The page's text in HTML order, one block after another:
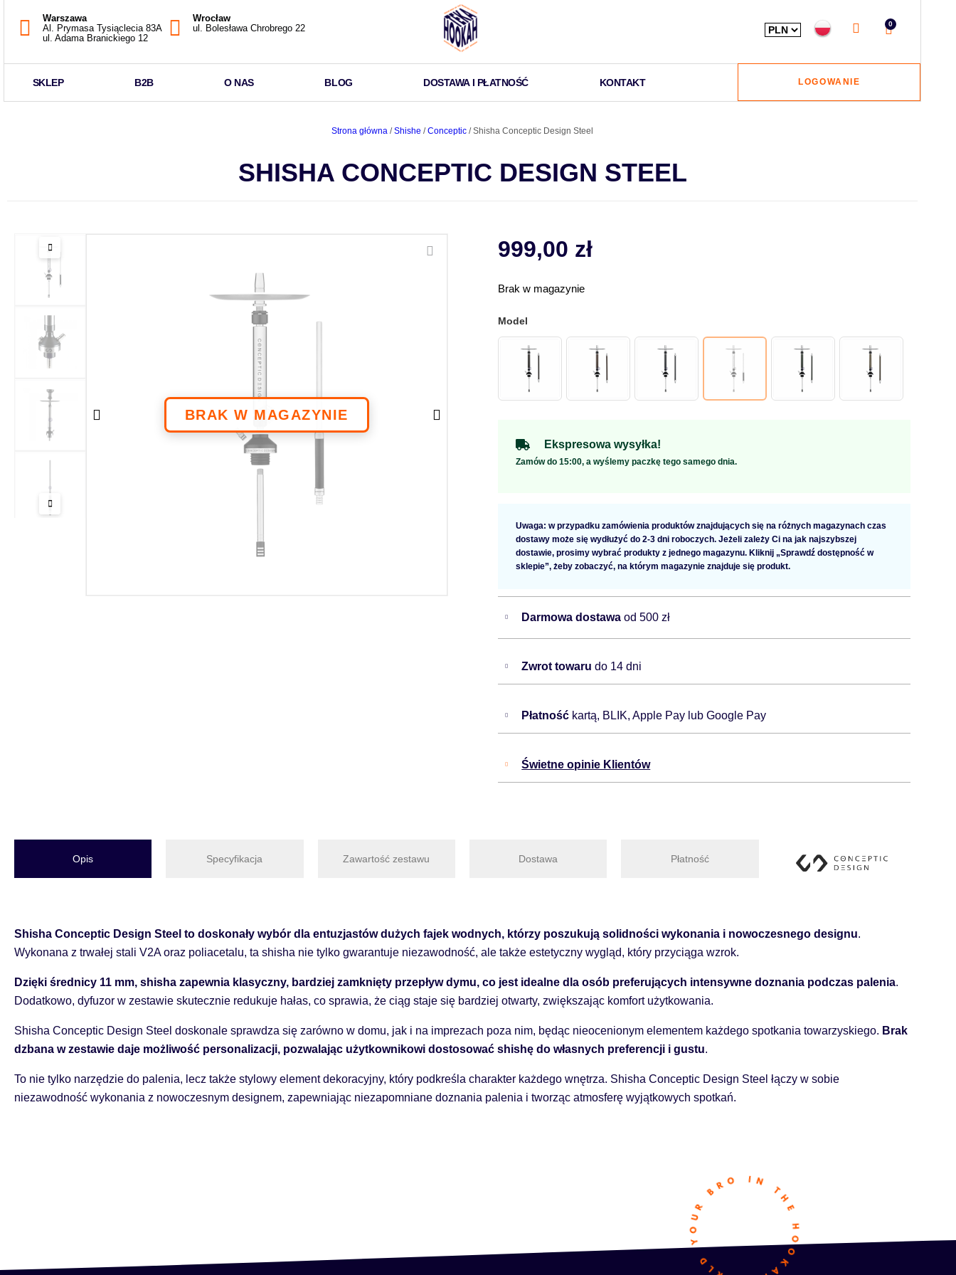
Warszawa
Al. Prymasa Tysiąclecia 83A
ul. Adama Branickiego 12
Wrocław
ul. Bolesława Chrobrego 22
0
SKLEP B2B O NAS BLOG DOSTAWA I PŁATNOŚĆ KONTAKT LOGOWANIE
Strona główna /Shishe /Conceptic / Shisha Conceptic Design Steel
SHISHA CONCEPTIC DESIGN STEEL
999,00 zł
Brak w magazynie
Ekspresowa wysyłka!
Zamów do 15:00, a wyślemy paczkę tego samego dnia.
Uwaga: w przypadku zamówienia produktów znajdujących się na różnych magazynach czas
dostawy może się wydłużyć do 2-3 dni roboczych. Jeżeli zależy Ci na jak najszybszej
dostawie, prosimy wybrać produkty z jednego magazynu. Kliknij „Sprawdź dostępność w
sklepie”, żeby zobaczyć, na którym magazynie znajduje się produkt.
Darmowa dostawaod 500 zł
Zwrot towarudo 14 dni
Płatność kartą, BLIK, Apple Pay lub Google Pay
Świetne opinie Klientów
Opis Specyfikacja Zawartość zestawu Dostawa Płatność
Shisha Conceptic Design Steel to doskonały wybór dla entuzjastów dużych fajek wodnych, którzy poszukują solidności wykonania i nowoczesnego designu.
Wykonana z trwałej stali V2A oraz poliacetalu, ta shisha nie tylko gwarantuje niezawodność, ale także estetyczny wygląd, który przyciąga wzrok.
Dzięki średnicy 11 mm, shisha zapewnia klasyczny, bardziej zamknięty przepływ dymu, co jest idealne dla osób preferujących intensywne doznania podczas palenia.
Dodatkowo, dyfuzor w zestawie skutecznie redukuje hałas, co sprawia, że ciąg staje się bardziej otwarty, zwiększając komfort użytkowania.
Shisha Conceptic Design Steel doskonale sprawdza się zarówno w domu, jak i na imprezach poza nim, będąc nieocenionym elementem każdego spotkania towarzyskiego. Brak
dzbana w zestawie daje możliwość personalizacji, pozwalając użytkownikowi dostosować shishę do własnych preferencji i gustu.
To nie tylko narzędzie do palenia, lecz także stylowy element dekoracyjny, który podkreśla charakter każdego wnętrza. Shisha Conceptic Design Steel łączy w sobie
niezawodność wykonania z nowoczesnym designem, zapewniając niezapomniane doznania palenia i tworząc atmosferę wyjątkowych spotkań.